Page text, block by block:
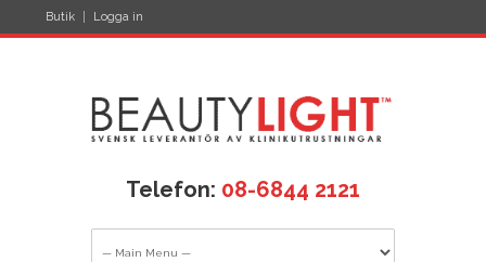
Butik Logga in
Telefon: 08-6844 2121